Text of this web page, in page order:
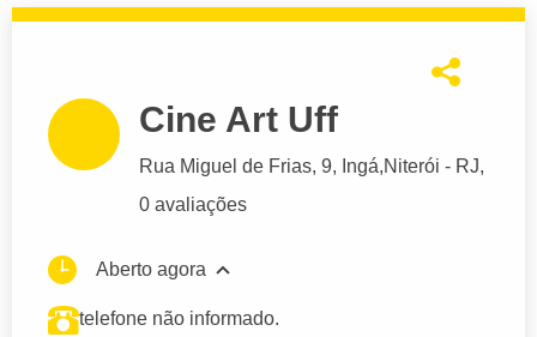
Cine Art Uff
Rua Miguel de Frias, 9, Ingá,Niterói - RJ,
0 avaliações
Aberto agora
telefone não informado.